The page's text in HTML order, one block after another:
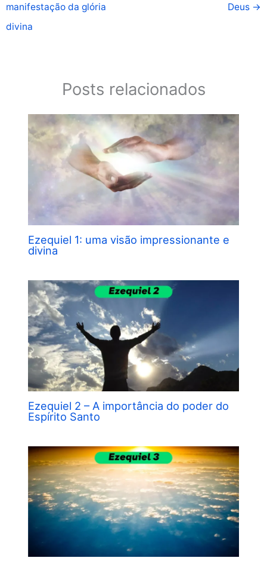
manifestação da glória
divina
Deus →
Posts relacionados
Ezequiel 1: uma visão impressionante e
divina
Ezequiel 2 – A importância do poder do
Espírito Santo